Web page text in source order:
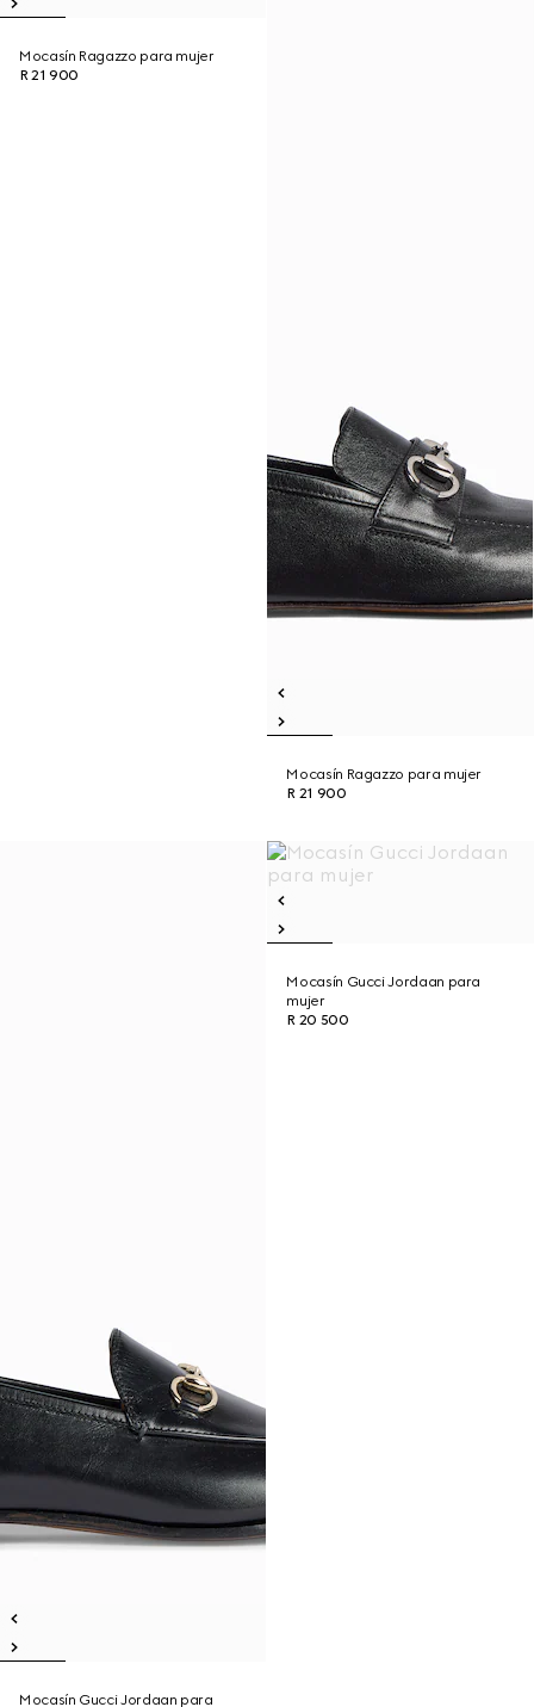
Mocasín Ragazzo para mujer
R 21 900
Mocasín Ragazzo para mujer
R 21 900
Mocasín Gucci Jordaan para
Mocasín Gucci Jordaan para
mujer
R 20 500